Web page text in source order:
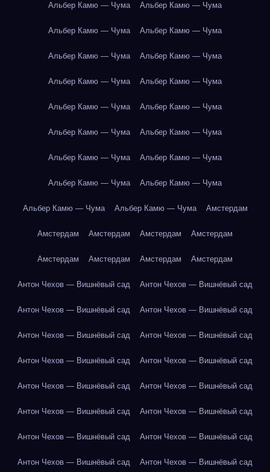
Альбер Камю — Чума Альбер Камю — Чума
Альбер Камю — Чума Альбер Камю — Чума
Альбер Камю — Чума Альбер Камю — Чума
Альбер Камю — Чума Альбер Камю — Чума
Альбер Камю — Чума Альбер Камю — Чума
Альбер Камю — Чума Альбер Камю — Чума
Альбер Камю — Чума Альбер Камю — Чума
Альбер Камю — Чума Альбер Камю — Чума
Альбер Камю — Чума Альбер Камю — Чума Амстердам
Амстердам Амстердам Амстердам Амстердам
Амстердам Амстердам Амстердам Амстердам
Антон Чехов — Вишнёвый сад Антон Чехов — Вишнёвый сад
Антон Чехов — Вишнёвый сад Антон Чехов — Вишнёвый сад
Антон Чехов — Вишнёвый сад Антон Чехов — Вишнёвый сад
Антон Чехов — Вишнёвый сад Антон Чехов — Вишнёвый сад
Антон Чехов — Вишнёвый сад Антон Чехов — Вишнёвый сад
Антон Чехов — Вишнёвый сад Антон Чехов — Вишнёвый сад
Антон Чехов — Вишнёвый сад Антон Чехов — Вишнёвый сад
Антон Чехов — Вишнёвый сад Антон Чехов — Вишнёвый сад